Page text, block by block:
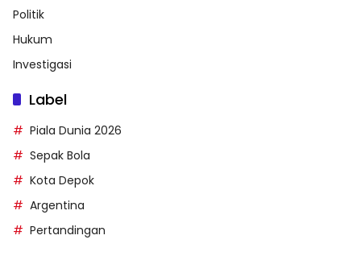
Politik
Hukum
Investigasi
Label
Piala Dunia 2026
Sepak Bola
Kota Depok
Argentina
Pertandingan